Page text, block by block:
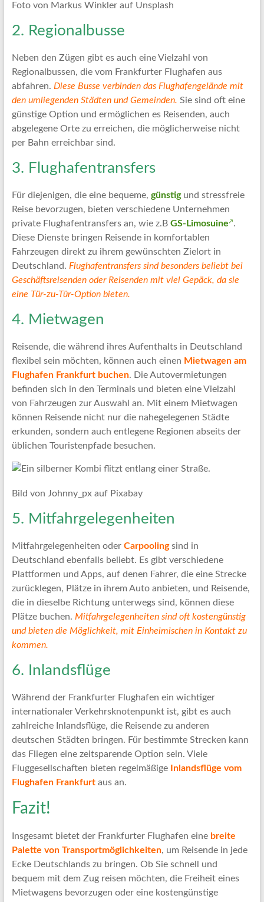
Foto von Markus Winkler auf Unsplash
2. Regionalbusse
Neben den Zügen gibt es auch eine Vielzahl von
Regionalbussen, die vom Frankfurter Flughafen aus
abfahren. Diese Busse verbinden das Flughafengelände mit
den umliegenden Städten und Gemeinden. Sie sind oft eine
günstige Option und ermöglichen es Reisenden, auch
abgelegene Orte zu erreichen, die möglicherweise nicht
per Bahn erreichbar sind.
3. Flughafentransfers
Für diejenigen, die eine bequeme, günstigund stressfreie
Reise bevorzugen, bieten verschiedene Unternehmen
private Flughafentransfers an, wie z.B GS-Limosuine
.
Diese Dienste bringen Reisende in komfortablen
Fahrzeugen direkt zu ihrem gewünschten Zielort in
Deutschland. Flughafentransfers sind besonders beliebt bei
Geschäftsreisenden oder Reisenden mit viel Gepäck, da sie
eine Tür-zu-Tür-Option bieten.
4. Mietwagen
Reisende, die während ihres Aufenthalts in Deutschland
flexibel sein möchten, können auch einen Mietwagen am
Flughafen Frankfurt buchen. Die Autovermietungen
befinden sich in den Terminals und bieten eine Vielzahl
von Fahrzeugen zur Auswahl an. Mit einem Mietwagen
können Reisende nicht nur die nahegelegenen Städte
erkunden, sondern auch entlegene Regionen abseits der
üblichen Touristenpfade besuchen.
Bild von Johnny_px auf Pixabay
5. Mitfahrgelegenheiten
Mitfahrgelegenheiten oder Carpoolingsind in
Deutschland ebenfalls beliebt. Es gibt verschiedene
Plattformen und Apps, auf denen Fahrer, die eine Strecke
zurücklegen, Plätze in ihrem Auto anbieten, und Reisende,
die in dieselbe Richtung unterwegs sind, können diese
Plätze buchen. Mitfahrgelegenheiten sind oft kostengünstig
und bieten die Möglichkeit, mit Einheimischen in Kontakt zu
kommen.
6. Inlandsflüge
Während der Frankfurter Flughafen ein wichtiger
internationaler Verkehrsknotenpunkt ist, gibt es auch
zahlreiche Inlandsflüge, die Reisende zu anderen
deutschen Städten bringen. Für bestimmte Strecken kann
das Fliegen eine zeitsparende Option sein. Viele
Fluggesellschaften bieten regelmäßige
Inlandsflüge vom
Flughafen Frankfurtaus an.
Fazit!
Insgesamt bietet der Frankfurter Flughafen eine breite
Palette von Transportmöglichkeiten, um Reisende in jede
Ecke Deutschlands zu bringen. Ob Sie schnell und
bequem mit dem Zug reisen möchten, die Freiheit eines
Mietwagens bevorzugen oder eine kostengünstige